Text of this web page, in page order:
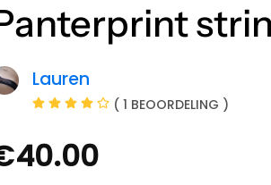
Lauren
( 1 BEOORDELING )
40.00